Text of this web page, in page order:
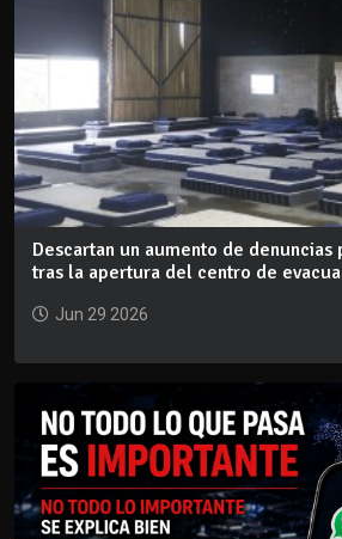
Descartan un aumento de
tras la apertura del centro de
Jun 29 2026